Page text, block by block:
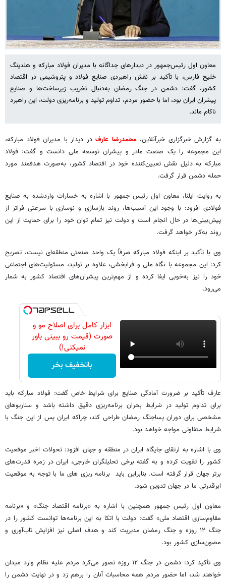
معاون اول رئیس‌جمهور در دیدارهای جداگانه با مدیران فولاد مبارکه و هلدینگ
خلیج فارس، با تأکید بر نقش راهبردی صنایع فولاد و پتروشیمی در اقتصاد
کشور، گفت: دشمن در جنگ رمضان به‌دنبال تخریب زیرساخت‌ها و صنایع
پیشران ایران بود، اما با حضور مردم، تداوم تولید و برنامه‌ریزی دولت، این راهبرد
ناکام ماند.
به گزارش خبرگزاری خبرآنلاین،محمدرضا عارفدر دیدار با مدیران فولاد مبارکه،
این مجموعه را یک صنعت مادر و پیشران توسعه ملی دانست و گفت: فولاد
مبارکه به دلیل نقش تعیین‌کننده خود در اقتصاد کشور، به‌صورت هدفمند مورد
حمله دشمن قرار گرفت.
به روایت ایلنا، معاون اول رئیس جمهور با اشاره به خسارات واردشده به صنایع
فولادی افزود: با وجود این آسیب‌ها، روند بازسازی و نوسازی با سرعتی فراتر از
پیش‌بینی‌ها در حال انجام است و دولت نیز تمام توان خود را برای حمایت از این
روند به‌کار خواهد گرفت.
وی با تأکید بر اینکه فولاد مبارکه صرفاً یک واحد صنعتی منطقه‌ای نیست، تصریح
کرد: این مجموعه با نگاه ملی و فرابخشی، علاوه بر تولید، مسئولیت‌های اجتماعی
خود را نیز به‌خوبی ایفا کرده و از مهم‌ترین پیشران‌های اقتصاد کشور به شمار
می‌رود.
ابزار کامل برای اصلاح مو و
صورت (قیمت رو ببینی باور
نمیکنی!)
باتخفیف بخر
عارف تأکید بر ضرورت آمادگی صنایع برای شرایط خاص گفت: فولاد مبارکه باید
برای تداوم تولید در شرایط بحران برنامه‌ریزی دقیق داشته باشد و سناریوهای
مشخصی برای دوران پساجنگ رمضان طراحی کند، چراکه ایران پس از این جنگ با
شرایط متفاوتی مواجه خواهد بود.
وی با اشاره به ارتقای جایگاه ایران در منطقه و جهان افزود: تحولات اخیر موقعیت
کشور را تقویت کرده و به گفته برخی تحلیلگران خارجی، ایران در زمره قدرت‌های
برتر جهان قرار گرفته است. بنابراین باید برنامه ریزی های ما با توجه به موقعیت
ابرقدرتی ما در جهان تدوین شود.
معاون اول رئیس جمهور همچنین با اشاره به «برنامه اقتصاد جنگ» و «برنامه
مقاوم‌سازی اقتصاد ملی» گفت: دولت با اتکا به این برنامه‌ها توانست کشور را در
جنگ ۱۲ روزه و جنگ رمضان مدیریت کند و هدف اصلی نیز افزایش تاب‌آوری و
مصون‌سازی کشور بود.
وی تأکید کرد: دشمن در جنگ ۱۲ روزه تصور می‌کرد مردم علیه نظام وارد میدان
خواهند شد، اما حضور مردم همه محاسبات آنان را برهم زد و در نهایت دشمن را